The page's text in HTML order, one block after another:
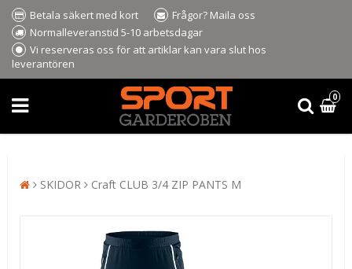
Betala säkert med kort
Frågor? Maila oss
Normalleveranstid 5-10 arbetsdagar
Vi reserveras oss för att artiklar kan vara slut hos
leverantören
0
SKIDOR Craft CLUB 3/4 ZIP PANTS M